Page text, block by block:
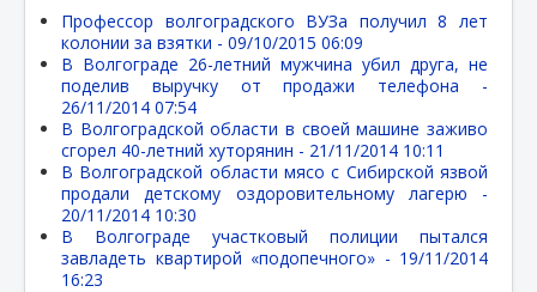
Профессор волгоградского ВУЗа получил 8 лет
колонии за взятки - 09/10/2015 06:09
В Волгограде 26-летний мужчина убил друга, не
поделив выручку от продажи телефона -
26/11/2014 07:54
В Волгоградской области в своей машине заживо
сгорел 40-летний хуторянин - 21/11/2014 10:11
В Волгоградской области мясо с Сибирской язвой
продали детскому оздоровительному лагерю -
20/11/2014 10:30
В Волгограде участковый полиции пытался
завладеть квартирой «подопечного» - 19/11/2014
16:23